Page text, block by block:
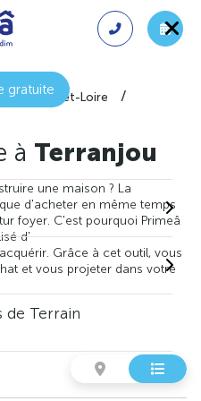
gratuite
Maine-et-Loire
à Terranjou
une maison ? La
d'acheter en même temps
foyer. C'est pourquoi Primeâ
d'
Grâce à cet outil, vous
et vous projeter dans votre
de Terrain